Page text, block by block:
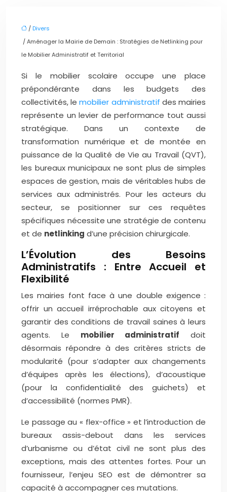
/ Divers
/ Aménager la Mairie de Demain : Stratégies de Netlinking pour
le Mobilier Administratif et Territorial
Si le mobilier scolaire occupe une place
prépondérante dans les budgets des
collectivités, lemobilier administratif des mairies
représente un levier de performance tout aussi
stratégique. Dans un contexte de
transformation numérique et de montée en
puissance de la Qualité de Vie au Travail (QVT),
les bureaux municipaux ne sont plus de simples
espaces de gestion, mais de véritables hubs de
services aux administrés. Pour les acteurs du
secteur, se positionner sur ces requêtes
spécifiques nécessite une stratégie de contenu
et de netlinking d’une précision chirurgicale.
L’Évolution des Besoins
Administratifs : Entre Accueil et
Flexibilité
Les mairies font face à une double exigence :
offrir un accueil irréprochable aux citoyens et
garantir des conditions de travail saines à leurs
agents. Le mobilier administratif doit
désormais répondre à des critères stricts de
modularité (pour s’adapter aux changements
d’équipes après les élections), d’acoustique
(pour la confidentialité des guichets) et
d’accessibilité (normes PMR).
Le passage au « flex-office » et l’introduction de
bureaux assis-debout dans les services
d’urbanisme ou d’état civil ne sont plus des
exceptions, mais des attentes fortes. Pour un
fournisseur, l’enjeu SEO est de démontrer sa
capacité à accompagner ces mutations.